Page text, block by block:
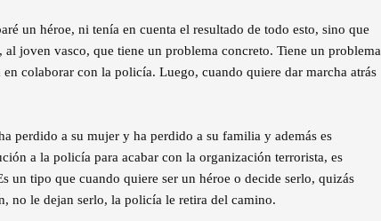
un héroe, ni tenía en cuenta el resultado de todo esto, sino que
joven vasco, que tiene un problema concreto. Tiene un problema
colaborar con la policía. Luego, cuando quiere dar marcha atrás
perdido a su mujer y ha perdido a su familia y además es
a la policía para acabar con la organización terrorista, es
un tipo que cuando quiere ser un héroe o decide serlo, quizás
no le dejan serlo, la policía le retira del camino.